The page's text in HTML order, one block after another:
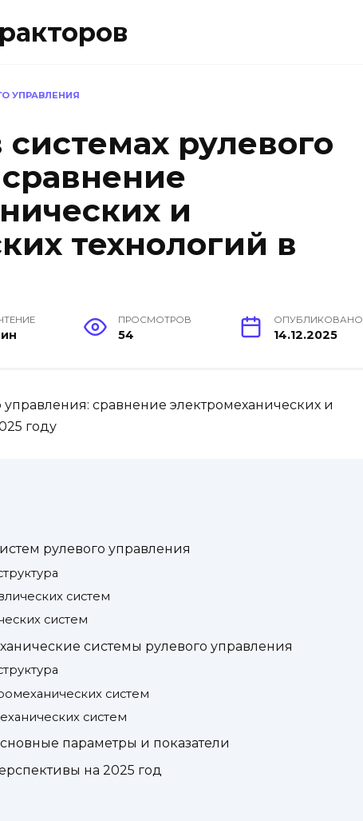
УПРАВЛЕНИЯ
рулевого
и
технологий в
ПРОСМОТРОВ
54
ОПУБЛИКОВАНО
14.12.2025
сравнение электромеханических и
году
рулевого управления
систем
систем
системы рулевого управления
систем
систем
параметры и показатели
на 2025 год